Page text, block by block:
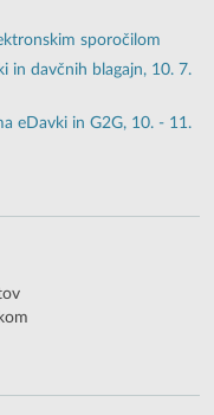
sporočilom
in davčnih blagajn, 10. 7.
eDavki in G2G, 10. - 11.